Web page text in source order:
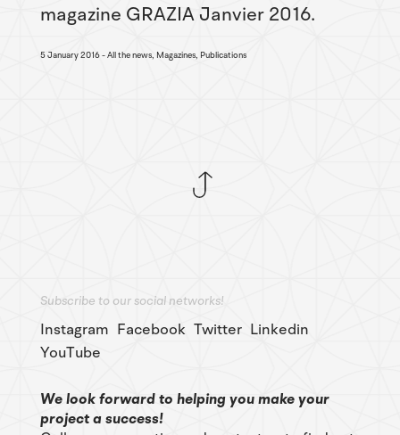
magazine GRAZIA Janvier 2016.
5 January 2016 All the news, Magazines, Publications
Subscribe to our social networks!
Instagram Facebook Twitter Linkedin
YouTube
We look forward to helping you make your
project a success!